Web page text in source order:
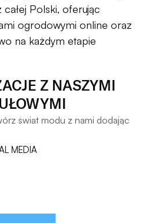
Polski, oferując
ogrodowymi online oraz
na każdym etapie
Z NASZYMI
świat modu z nami dodając
MEDIA